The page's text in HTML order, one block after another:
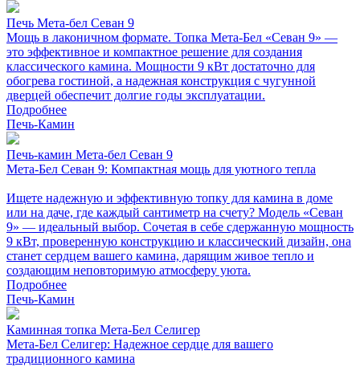
Печь Мета-бел Севан 9
Мощь в лаконичном формате. Топка Мета-Бел «Севан 9» —
это эффективное и компактное решение для создания
классического камина. Мощности 9 кВт достаточно для
обогрева гостиной, а надежная конструкция с чугунной
дверцей обеспечит долгие годы эксплуатации.
Подробнее
Печь-Камин
Печь-камин Мета-бел Севан 9
Мета-Бел Севан 9: Компактная мощь для уютного тепла
Ищете надежную и эффективную топку для камина в доме
или на даче, где каждый сантиметр на счету? Модель «Севан
9» — идеальный выбор. Сочетая в себе сдержанную мощность
9 кВт, проверенную конструкцию и классический дизайн, она
станет сердцем вашего камина, дарящим живое тепло и
создающим неповторимую атмосферу уюта.
Подробнее
Печь-Камин
Каминная топка Мета-Бел Селигер
Мета-Бел Селигер: Надежное сердце для вашего
традиционного камина